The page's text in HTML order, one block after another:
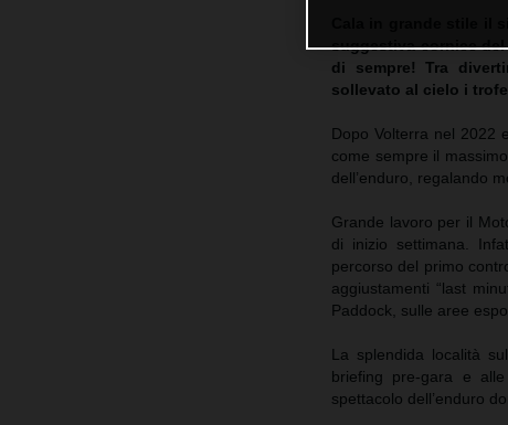
suggestiva cornice del
di sempre! Tra
sollevato al cielo i
Dopo Volterra nel 2022
come sempre il
dell’enduro, regalando
Grande lavoro per il
di inizio settimana.
percorso del primo
aggiustamenti “last
Paddock, sulle aree
La splendida località
briefing pre-gara e
spettacolo dell’enduro